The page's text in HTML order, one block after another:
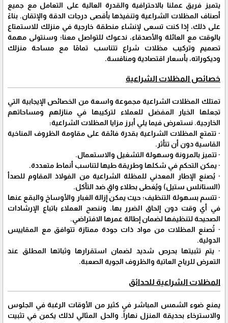
يتميز فريق عملنا بالاحترافية والقدرة العالية على التعامل مع جميع
أصناف المظلات الشراعية وتنفيذها بأقصى درجات الدقة والإتقان. بناءً
على ذلك، إذا كنت تسعى لإنشاء منطقة خارجية في منزلك للاستمتاع
بالوقت مع العائلة والأصدقاء، ندعوك للتواصل معنا؛ وسنتولى مهمة
تصميم وتركيب مظلات شراع تتناسب تمامًا مع مساحة منزلك
وديكوراته، بأسعار اقتصادية ومنافسة.
خصائص المظلات الشراعية
تمتلك المظلات الشراعية مجموعة واسعة من الخصائص الإيجابية التي
تجعلها الخيار المفضل للعملاء لتركيبها في منازلهم ومساحاتهم
الخارجية. نستعرض فيما يلي أبرز مزايا المظلات الشراعية:
· تتمتع المظلات الشراعية بقدرة فائقة على مقاومة الظروف المناخية
القاسية دون أن تتأثر.
· تتميز بالمرونة وسهولة التشغيل والاستعمال.
· يمكن التحكم في شكلها وطريقة طيها لتناسب أنماط متعددة.
· يُصنع الإطار المعدني للمظلة الشراعية من الفولاذ المقاوم للصدأ
(الستانلس ستيل) ويُغطى بطلاء واقٍ ضد التآكل.
· تتسم بسهولة التنظيف؛ حيث يمكن إزالة الغبار والأوساخ والبقع عنها
في أي وقت دون إلحاق الضرر بها. وننصح العملاء باتباع الإرشادات
الصحيحة لتنظيفها لضمان إطالة عمرها الافتراضي.
· تُصنع المظلات من مواد ذات جودة ممتازة تتوافق مع المقاييس
الدولية.
· يتم تثبيتها بحرص شديد لضمان استقرارها وثباتها المطلق عند
التعرض للرياح العاتية والظروف الجوية الصعبة.
المظلات الشراعية للحدائق
يمنع ضوء الشمس المباشر في كثير من الأوقات الرغبة في الجلوس
والاسترخاء بحديقة المنزل نهاراً. والحل المثالي لذلك يكمن في تثبيت